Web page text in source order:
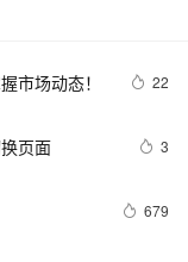
市场动态！ 22
页面 3
679